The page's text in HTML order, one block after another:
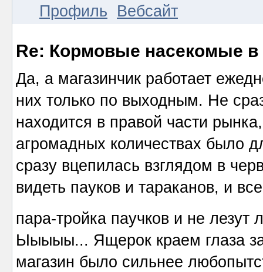
Профиль
Вебсайт
Re: Кормовые насекомые в
Да, а магазинчик работает
них только по выходным. Не
находится в правой части
агромадных количествах было
сразу вцепилась взглядом в
видеть пауков и тараканов, и
пара-тройка паучков и не
Ыыыыы... Ящерок краем глаза
магазин было сильнее